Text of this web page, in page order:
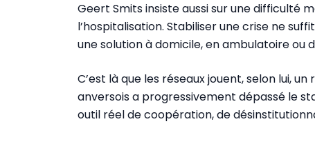
Geert Smits insiste aussi sur une difficulté
l’hospitalisation. Stabiliser une crise ne
une solution à domicile, en ambulatoire
C’est là que les réseaux jouent, selon lui,
anversois a progressivement dépassé le
outil réel de coopération, de